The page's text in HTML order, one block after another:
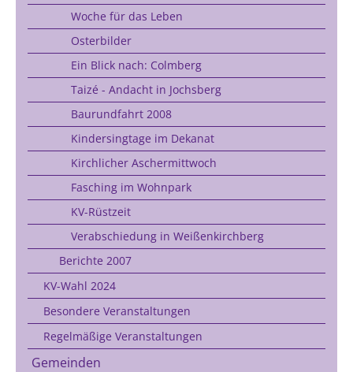
Woche für das Leben
Osterbilder
Ein Blick nach: Colmberg
Taizé - Andacht in Jochsberg
Baurundfahrt 2008
Kindersingtage im Dekanat
Kirchlicher Aschermittwoch
Fasching im Wohnpark
KV-Rüstzeit
Verabschiedung in Weißenkirchberg
Berichte 2007
KV-Wahl 2024
Besondere Veranstaltungen
Regelmäßige Veranstaltungen
Gemeinden